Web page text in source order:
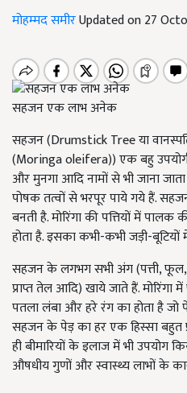
मोहम्मद समीरUpdated on 27
सहजन एक लाभ अनेक
सहजन (Drumstick Tree या
(Moringa oleifera)) एक बहु
और मुनगा आदि नामों से भी जाना
पोषक तत्वों से भरपूर पाये गये हैं.
बनती है. मोरिंगा की पत्तियों में
होता है. इसका कभी-कभी जड़ी-बूटियों
सहजन के लगभग सभी अंग (पत्ती,
प्राप्त तेल आदि) खाये जाते हैं.
पतला लंबा और हरे रंग का होता है
सहजन के पेड़ का हर एक हिस्सा
ही बीमारियों के इलाज में भी उपयोग
औषधीय गुणों और स्वास्थ्य लाभों के